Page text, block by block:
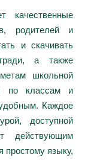
качественные
родителей и
и скачивать
а также
школьной
по классам и
Каждое
доступной
действующим
простому языку,